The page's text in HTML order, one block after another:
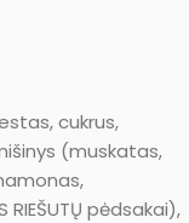
cukrus,
(muskatas,
pėdsakai),